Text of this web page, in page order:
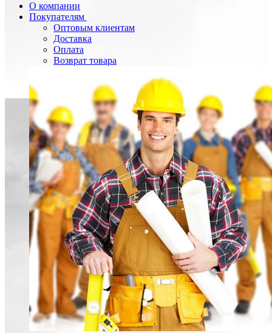
О компании
Покупателям
Оптовым клиентам
Доставка
Оплата
Возврат товара